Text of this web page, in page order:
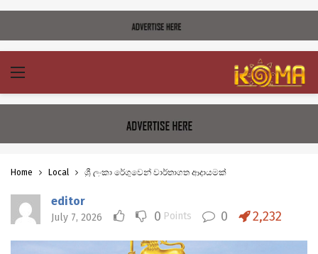
Home Local ශ්‍රී ලංකා රේගුවෙන් වාර්තාගත ආදායමක්
editor
July 7, 2026 0 Points 0 2,232